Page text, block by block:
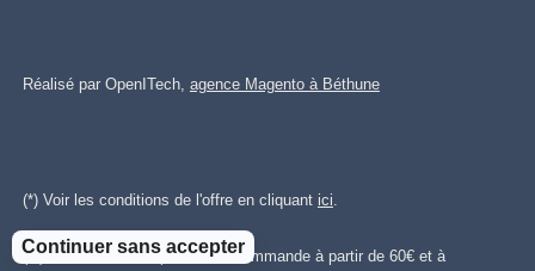
Continuer sans accepter
Réalisé par OpenITech, agence Magento à Béthune
(*) Voir les conditions de l'offre en cliquant ici
(**)Livraison offerte pour toute commande à partir de 60€ et à